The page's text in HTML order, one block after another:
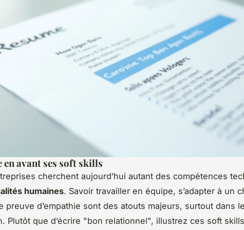
en avant ses soft skills
cherchent aujourd’hui autant des compétences
humaines. Savoir travailler en équipe, s’adapter à un
preuve d’empathie sont des atouts majeurs, surtout dans
Plutôt que d’écrire "bon relationnel", illustrez ces soft